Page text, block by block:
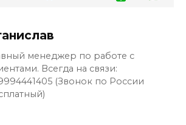
менеджер по работе с
Всегда на связи:
(Звонок по России